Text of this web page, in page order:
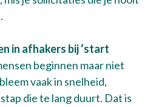
in afhakers bij ‘start
beginnen maar niet
vaak in snelheid,
die te lang duurt. Dat is